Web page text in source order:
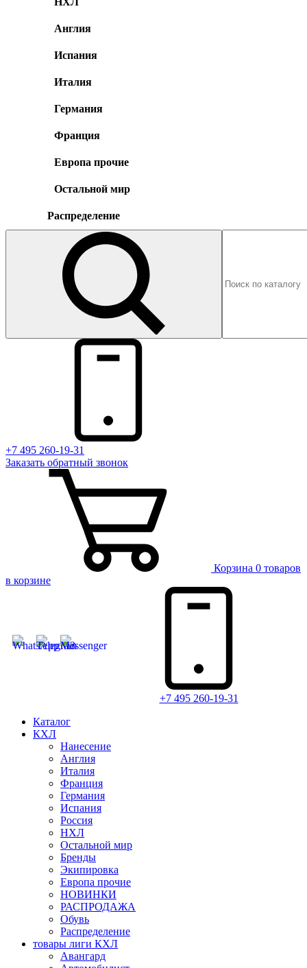
Англия
Испания
Италия
Германия
Франция
Европа прочие
Остальной мир
Распределение
+7 495 260-19-31
Заказать обратный звонок
Корзина 0 товаров
в корзине
+7 495 260-19-31
Каталог
КХЛ
Нанесение
Англия
Италия
Франция
Германия
Испания
Россия
НХЛ
Остальной мир
Бренды
Экипировка
Европа прочие
НОВИНКИ
РАСПРОДАЖА
Обувь
Распределение
товары лиги КХЛ
Авангард